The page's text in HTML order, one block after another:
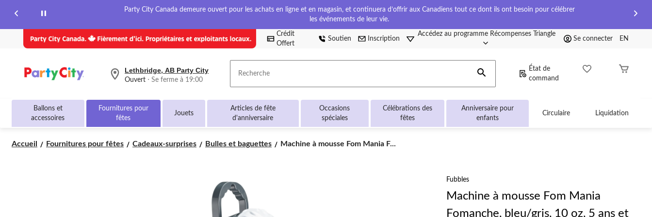
Party City Canada demeure ouvert pour les achats en ligne et en magasin, et continuera d’offrir aux Canadiens tout ce dont ils ont besoin pour célébrer
les événements de leur vie.
Crédit
Offert
Soutien Inscription
Accédez au programme Récompenses Triangle
Se connecter EN
votre
Lethbridge,
AB
Party
courament
Lethbridge, AB Party City
Ouvert ⋅ Se ferme à 19:00 Recherche
État de
command
Ballons et
accessoires
Fournitures pour
fêtes
Jouets
Articles de fête
d'anniversaire
Occasions
spéciales
Célébrations des
fêtes
Anniversaire pour
enfants
Circulaire Liquidation
Accueil Fournitures pour fêtes Cadeaux-surprises Bulles et baguettes
Machine
Machine à mousse Fom Mania F...
Fubbles
Machine à mousse Fom Mania
Fomanche, bleu/gris, 10 oz, 5 ans et
page.